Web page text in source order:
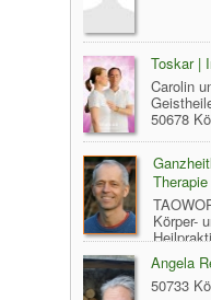
Toskar |
Carolin
50678
Körper-
Taiji- u. QiGong-
50733 Köln (Nippes)
Angela
50733